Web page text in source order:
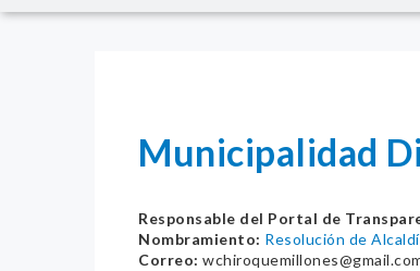
Municipalidad
Responsable del Portal de
Nombramiento: Resolución de
Correo: